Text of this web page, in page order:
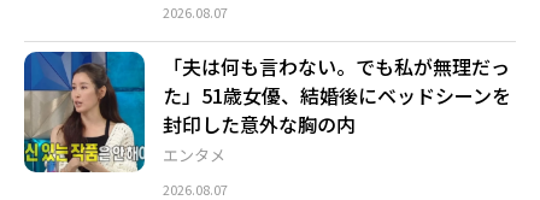
2026.08.07
エンタメ
「夫は何も言わない。でも私が無理だっ
た」51歳女優、結婚後にベッドシーンを
封印した意外な胸の内
2026.08.07